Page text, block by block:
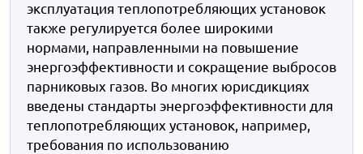
эксплуатация теплопотребляющих установок
также регулируется более широкими
нормами, направленными на повышение
энергоэффективности и сокращение выбросов
парниковых газов. Во многих юрисдикциях
введены стандарты энергоэффективности для
теплопотребляющих установок, например,
требования по использованию